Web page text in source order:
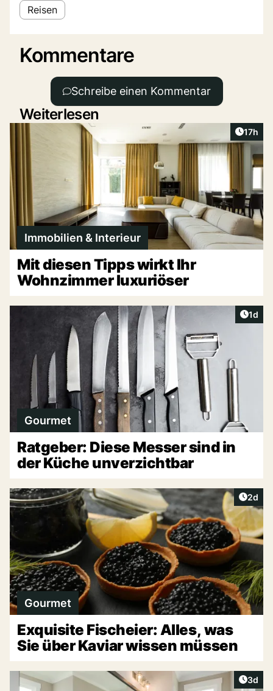
Reisen
Kommentare
Schreibe einen Kommentar
Weiterlesen
Artikel
17h
Immobilien & Interieur
Mit diesen Tipps wirkt Ihr
Wohnzimmer luxuriöser
1d
Gourmet
Ratgeber: Diese Messer sind in
der Küche unverzichtbar
2d
Gourmet
Exquisite Fischeier: Alles, was
Sie über Kaviar wissen müssen
3d